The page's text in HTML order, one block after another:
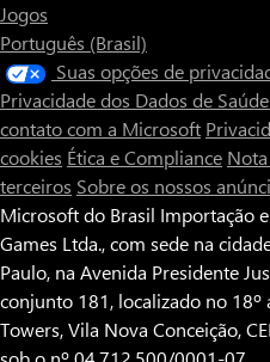
Jogos
Português (Brasil)
Suas opções de
Privacidade dos Dados de
contato com a Microsoft
cookies Ética e Compliance
terceiros Sobre os nossos
Microsoft do Brasil Importação
Games Ltda., com sede na
Paulo, na Avenida Presidente
conjunto 181, localizado no 18º
Towers, Vila Nova Conceição,